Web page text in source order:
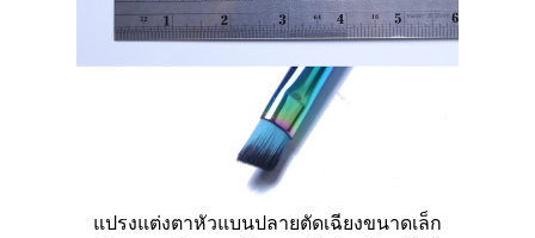
แปรงแต่งตาหัวแบนปลายตัดเฉียงขนาดเล็ก